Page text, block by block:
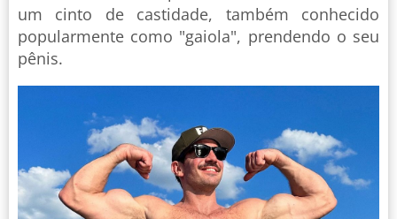
um cinto de castidade, também conhecido
popularmente como "gaiola", prendendo o seu
pênis.